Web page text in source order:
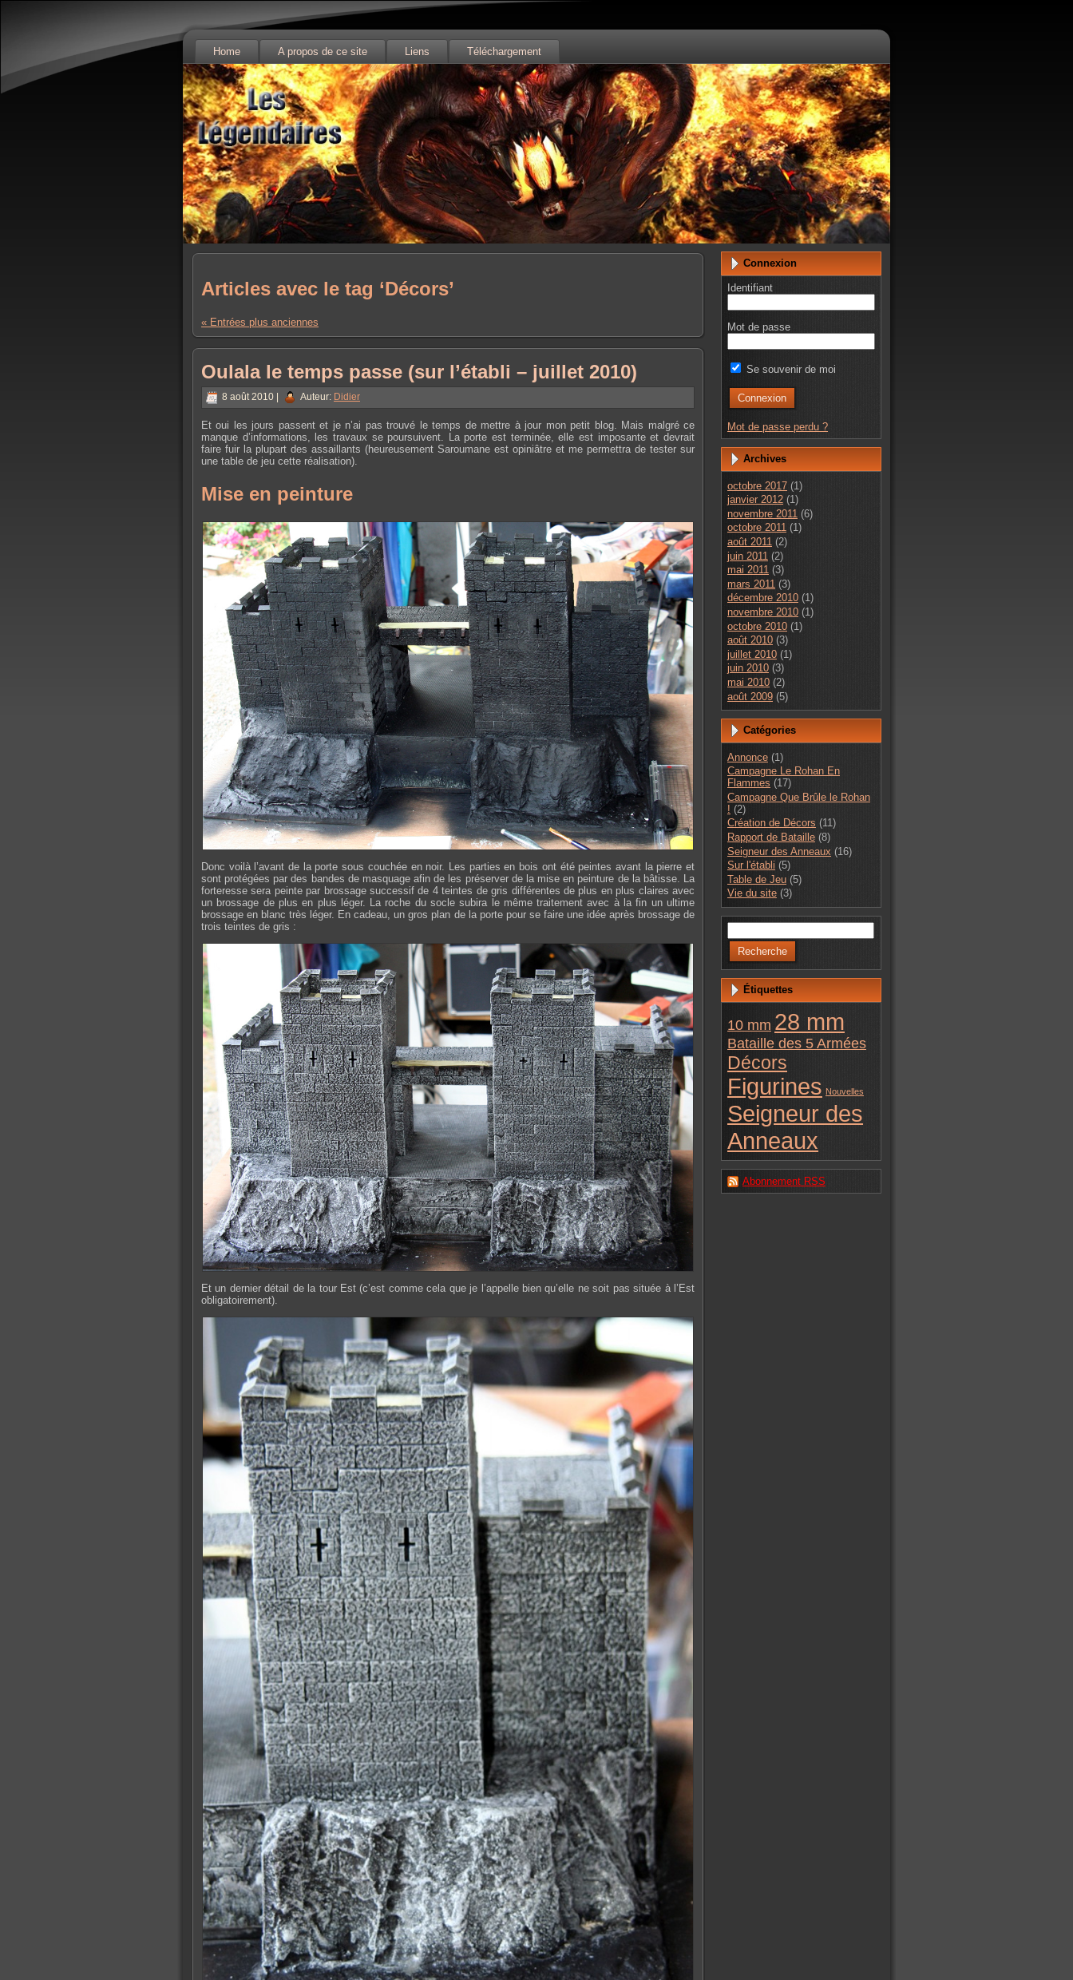
Home A propos de ce site Liens Téléchargement
Articles avec le tag ‘Décors’
« Entrées plus anciennes
Oulala le temps passe (sur l’établi – juillet 2010)
8 août 2010 | Auteur: Didier
Et oui les jours passent et je n’ai pas trouvé le temps de mettre à jour mon petit blog. Mais malgré ce
manque d’informations, les travaux se poursuivent. La porte est terminée, elle est imposante et devrait
faire fuir la plupart des assaillants (heureusement Saroumane est opiniâtre et me permettra de tester sur
une table de jeu cette réalisation).
Mise en peinture
Donc voilà l’avant de la porte sous couchée en noir. Les parties en bois ont été peintes avant la pierre et
sont protégées par des bandes de masquage afin de les préserver de la mise en peinture de la bâtisse. La
forteresse sera peinte par brossage successif de 4 teintes de gris différentes de plus en plus claires avec
un brossage de plus en plus léger. La roche du socle subira le même traitement avec à la fin un ultime
brossage en blanc très léger. En cadeau, un gros plan de la porte pour se faire une idée après brossage de
trois teintes de gris :
Et un dernier détail de la tour Est (c’est comme cela que je l’appelle bien qu’elle ne soit pas située à l’Est
obligatoirement).
Connexion
Identifiant
Mot de passe
Se souvenir de moi
Mot de passe perdu ?
Archives
octobre 2017 (1)
janvier 2012 (1)
novembre 2011 (6)
octobre 2011 (1)
août 2011 (2)
juin 2011 (2)
mai 2011 (3)
mars 2011 (3)
décembre 2010 (1)
novembre 2010 (1)
octobre 2010 (1)
août 2010 (3)
juillet 2010 (1)
juin 2010 (3)
mai 2010 (2)
août 2009 (5)
Catégories
Annonce (1)
Campagne Le Rohan En
Flammes (17)
Campagne Que Brûle le Rohan
! (2)
Création de Décors (11)
Rapport de Bataille (8)
Seigneur des Anneaux (16)
Sur l'établi (5)
Table de Jeu (5)
Vie du site (3)
Étiquettes
10 mm 28 mm
Bataille des 5 Armées
Décors
Figurines Nouvelles
Seigneur des
Anneaux
Abonnement RSS